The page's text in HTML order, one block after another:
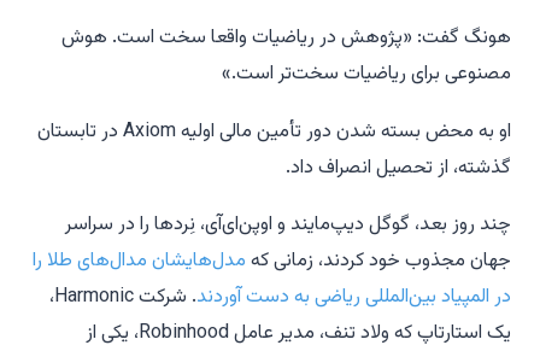
هونگ گفت: «پژوهش در ریاضیات واقعا سخت است. هوش
مصنوعی برای ریاضیات سخت‌تر است.»
او به محض بسته شدن دور تأمین مالی اولیه Axiom در تابستان
گذشته، از تحصیل انصراف داد.
چند روز بعد، گوگل دیپ‌مایند و اوپن‌ای‌آی، نِردها را در سراسر
جهان مجذوب خود کردند، زمانی که مدل‌هایشان مدال‌های طلا را
در المپیاد بین‌المللی ریاضی به دست آوردند
. شرکت Harmonic،
یک استارتاپ که ولاد تنف، مدیر عامل Robinhood، یکی از